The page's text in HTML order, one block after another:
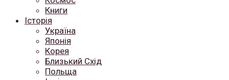
Книги
Історія
Україна
Японія
Корея
Близький Схід
Польща